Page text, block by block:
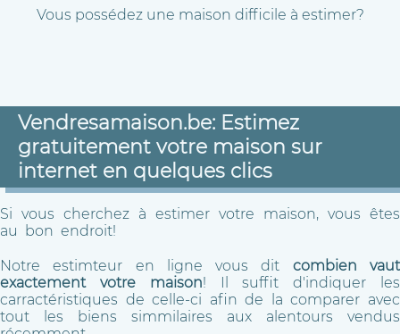
Vous possédez une maison difficile à estimer?
Vendresamaison.be: Estimez
gratuitement votre maison sur
internet en quelques clics
Si vous cherchez à estimer votre maison, vous êtes
au bon endroit!
Notre estimteur en ligne vous dit combien vaut
exactement votre maison! Il suffit d'indiquer les
carractéristiques de celle-ci afin de la comparer avec
tout les biens simmilaires aux alentours vendus